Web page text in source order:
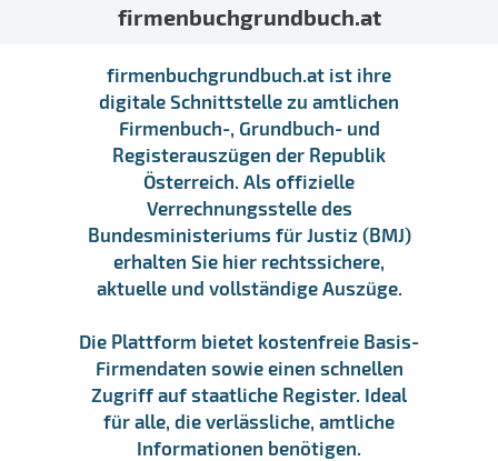
firmenbuchgrundbuch.at
firmenbuchgrundbuch.at ist ihre
digitale Schnittstelle zu amtlichen
Firmenbuch-, Grundbuch- und
Registerauszügen der Republik
Österreich. Als offizielle
Verrechnungsstelle des
Bundesministeriums für Justiz (BMJ)
erhalten Sie hier rechtssichere,
aktuelle und vollständige Auszüge.
Die Plattform bietet kostenfreie Basis-
Firmendaten sowie einen schnellen
Zugriff auf staatliche Register. Ideal
für alle, die verlässliche, amtliche
Informationen benötigen.